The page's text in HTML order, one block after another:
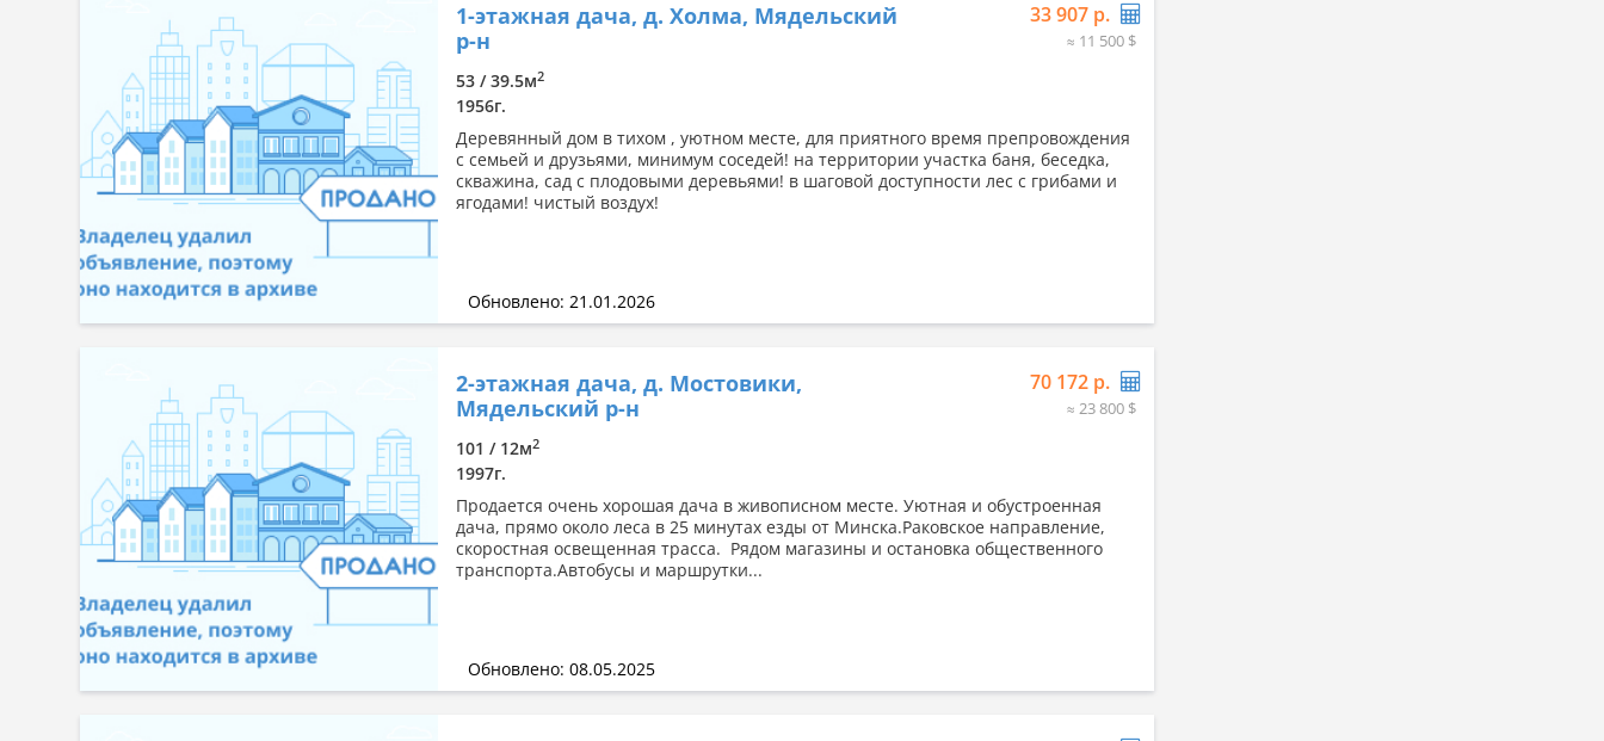
1-этажная дача, д. Холма, Мядельский
р-н
33 907 р.
≈ 11 500 $
53 / 39.5м2
1956г.
Деревянный дом в тихом , уютном месте, для приятного время препровождения
с семьей и друзьями, минимум соседей! на территории участка баня, беседка,
скважина, сад с плодовыми деревьями! в шаговой доступности лес с грибами и
ягодами! чистый воздух!
Обновлено: 21.01.2026
2-этажная дача, д. Мостовики,
Мядельский р-н
70 172 р.
≈ 23 800 $
101 / 12м2
1997г.
Продается очень хорошая дача в живописном месте. Уютная и обустроенная
дача, прямо около леса в 25 минутах езды от Минска.Раковское направление,
скоростная освещенная трасса. Рядом магазины и остановка общественного
транспорта.Автобусы и маршрутки...
Обновлено: 08.05.2025